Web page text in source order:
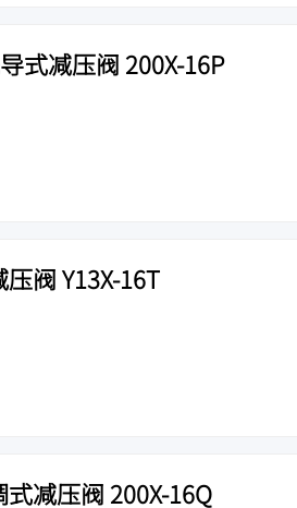
式减压阀 200X-16P
阀 Y13X-16T
减压阀 200X-16Q